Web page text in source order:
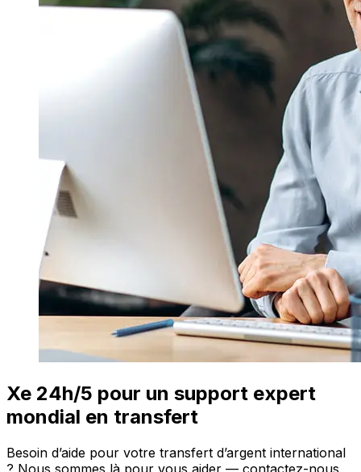
Xe 24h/5 pour un support expert
mondial en transfert
Besoin d’aide pour votre transfert d’argent international
? Nous sommes là pour vous aider — contactez-nous